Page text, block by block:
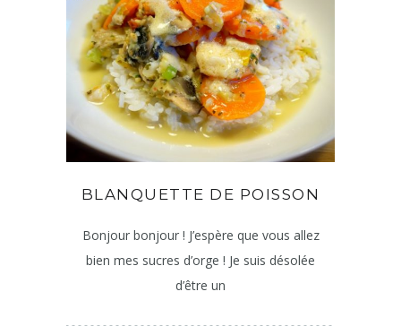
BLANQUETTE DE POISSON
Bonjour bonjour ! J’espère que vous allez
bien mes sucres d’orge ! Je suis désolée
d’être un